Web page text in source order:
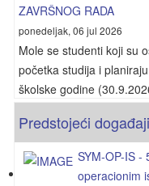
ZAVRŠNOG RADA
ponedeljak, 06 jul 2026
Mole se studenti koji su
početka studija i
školske godine
Predstojeći događaji
SYM-OP-IS -
operacionim